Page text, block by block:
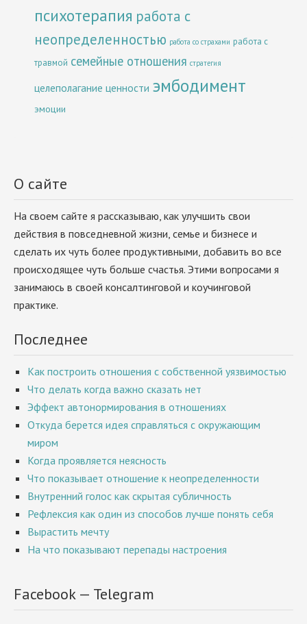
психотерапия работа с
неопределенностью работа со страхами работа с
травмой семейные отношения стратегия
целеполагание ценности эмбодимент
эмоции
О сайте
На своем сайте я рассказываю, как улучшить свои
действия в повседневной жизни, семье и бизнесе и
сделать их чуть более продуктивными, добавить во все
происходящее чуть больше счастья. Этими вопросами я
занимаюсь в своей консалтинговой и коучинговой
практике.
Последнее
Как построить отношения с собственной уязвимостью
Что делать когда важно сказать нет
Эффект автонормирования в отношениях
Откуда берется идея справляться с окружающим
миром
Когда проявляется неясность
Что показывает отношение к неопределенности
Внутренний голос как скрытая субличность
Рефлексия как один из способов лучше понять себя
Вырастить мечту
На что показывают перепады настроения
Facebook — Telegram